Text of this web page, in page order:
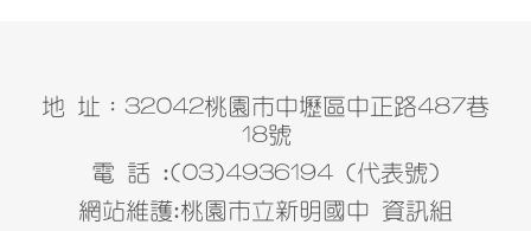
地 址：32042桃園市中壢區中正路487巷
18號
電 話 :(03)4936194 (代表號)
網站維護:桃園市立新明國中 資訊組